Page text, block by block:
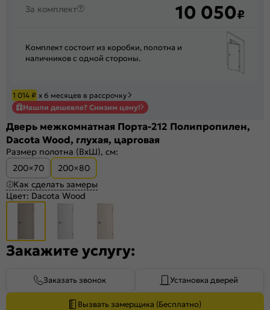
За комплект 10 050₽
Комплект состоит из коробки, полотна и
наличников с одной стороны.
1 014 ₽ х 6 месяцев в рассрочку
Нашли дешевле? Снизим цену!
Дверь межкомнатная Порта-212 Полипропилен,
Dacota Wood, глухая, царговая
Размер полотна (ВхШ), см:
200×70
200×80
Как сделать замеры
Цвет: Dacota Wood
Закажите услугу:
Заказать звонок Установка дверей
Вызвать замерщика (Бесплатно)